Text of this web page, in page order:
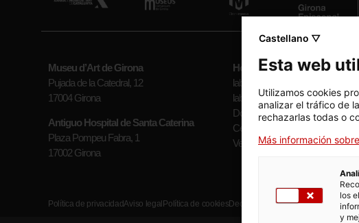
Museu d’Art de Girona
Pujada de la Catedral, 12
17004 Girona
Antiguo Hospital de Santa Caterina
Plaza Pompeu Fabra, 1
17002 Girona
Horario
laborables (mayo-septiembre): 10
laborables (octubre-abril): 10 h –
Domingos y festivos: 10 h – 14 h
Cerrado: Lunes (excepto festivos)
Ver todos los horarios
Política de privacidadAviso legal Política de cookiesDeclaración de accesibilidad
Castellano ▽
Esta web
Utilizamos cookies
analizar el tráfico de
rechazarlas todas o
Más información
los
y